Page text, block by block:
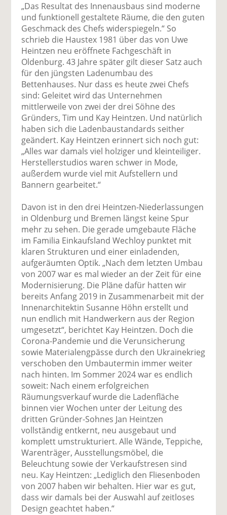
„Das Resultat des Innenausbaus sind moderne
und funktionell gestaltete Räume, die den guten
Geschmack des Chefs widerspiegeln.“ So
schrieb die Haustex 1981 über das von Uwe
Heintzen neu eröffnete Fachgeschäft in
Oldenburg. 43 Jahre später gilt dieser Satz auch
für den jüngsten Ladenumbau des
Bettenhauses. Nur dass es heute zwei Chefs
sind: Geleitet wird das Unternehmen
mittlerweile von zwei der drei Söhne des
Gründers, Tim und Kay Heintzen. Und natürlich
haben sich die Ladenbaustandards seither
geändert. Kay Heintzen erinnert sich noch gut:
„Alles war damals viel holziger und kleinteiliger.
Herstellerstudios waren schwer in Mode,
außerdem wurde viel mit Aufstellern und
Bannern gearbeitet.“
Davon ist in den drei Heintzen-Niederlassungen
in Oldenburg und Bremen längst keine Spur
mehr zu sehen. Die gerade umgebaute Fläche
im Familia Einkaufsland Wechloy punktet mit
klaren Strukturen und einer einladenden,
aufgeräumten Optik. „Nach dem letzten Umbau
von 2007 war es mal wieder an der Zeit für eine
Modernisierung. Die Pläne dafür hatten wir
bereits Anfang 2019 in Zusammenarbeit mit der
Innenarchitektin Susanne Höhn erstellt und
nun endlich mit Handwerkern aus der Region
umgesetzt“, berichtet Kay Heintzen. Doch die
Corona-Pandemie und die Verunsicherung
sowie Materialengpässe durch den Ukrainekrieg
verschoben den Umbautermin immer weiter
nach hinten. Im Sommer 2024 war es endlich
soweit: Nach einem erfolgreichen
Räumungsverkauf wurde die Ladenfläche
binnen vier Wochen unter der Leitung des
dritten Gründer-Sohnes Jan Heintzen
vollständig entkernt, neu ausgebaut und
komplett umstrukturiert. Alle Wände, Teppiche,
Warenträger, Ausstellungsmöbel, die
Beleuchtung sowie der Verkaufstresen sind
neu. Kay Heintzen: „Lediglich den Fliesenboden
von 2007 haben wir behalten. Hier war es gut,
dass wir damals bei der Auswahl auf zeitloses
Design geachtet haben.“